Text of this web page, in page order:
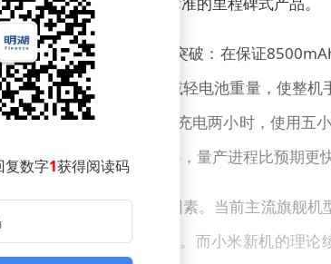
度电池技术实现了三大突破：在保证
围内；通过新材料应用减轻电池重量，使整机
大幅缩短，彻底告别“充电两小时，使用五
段未出现重大技术障碍，量产进程比预期更快
者选购手机的首要考量因素。当前主流旗舰机
支撑重度用户全天使用。而小米新机的理论
复数字1获得阅读码